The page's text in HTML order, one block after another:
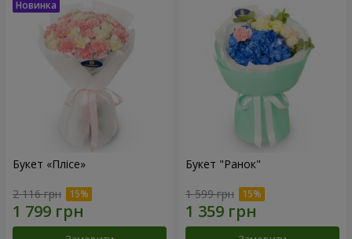
Букет «Плісе»
2 116 грн
Букет "Ранок"
1 599 грн